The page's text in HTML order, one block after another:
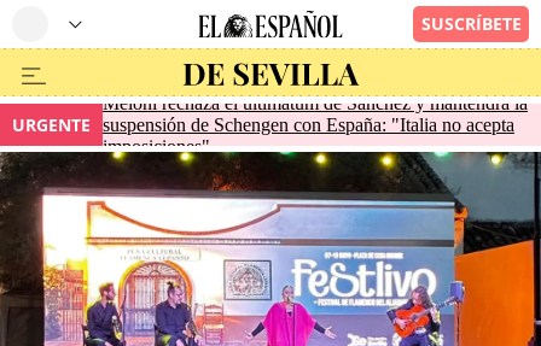
URGENTE
Meloni rechaza el ultimátum de Sánchez y mantendrá la
suspensión de Schengen con España: "Italia no acepta
imposiciones"